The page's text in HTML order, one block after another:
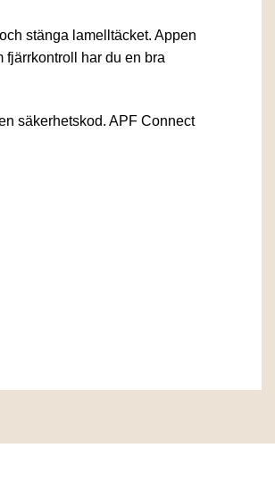
stänga lamelltäcket. Appen
fjärrkontroll har du en bra
säkerhetskod. APF Connect